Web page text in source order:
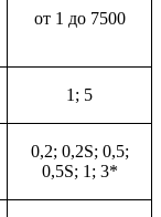
от 1 до 7500
1; 5
0,2; 0,2S; 0,5;
0,5S; 1; 3*